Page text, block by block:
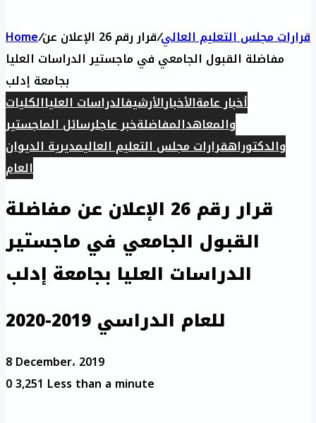
Home/ قرارات مجلس التعليم العالي/
قرار رقم 26 الإعلان عن
مفاضلة القبول الجامعي في ماجستير الدراسات العليا
بجامعة إدلب
أخبار عامةالأخبارالأرشيفالدراسات العلياالكليات
والمعاهدالمفاضلةخبر عاجلرسائل الماجستير
والدكتوراهقرارات مجلس التعليم العاليمديرية الديوان
العام
قرار رقم 26 الإعلان عن مفاضلة
القبول الجامعي في ماجستير
الدراسات العليا بجامعة إدلب
للعام الدراسي 2019-2020
8 December، 2019
03,251 Less than a minute